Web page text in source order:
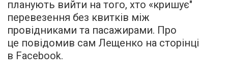
планують вийти на того, хто «кришує"
перевезення без квитків між
провідниками та пасажирами. Про
це повідомив сам Лещенко на сторінці
в Facebook.